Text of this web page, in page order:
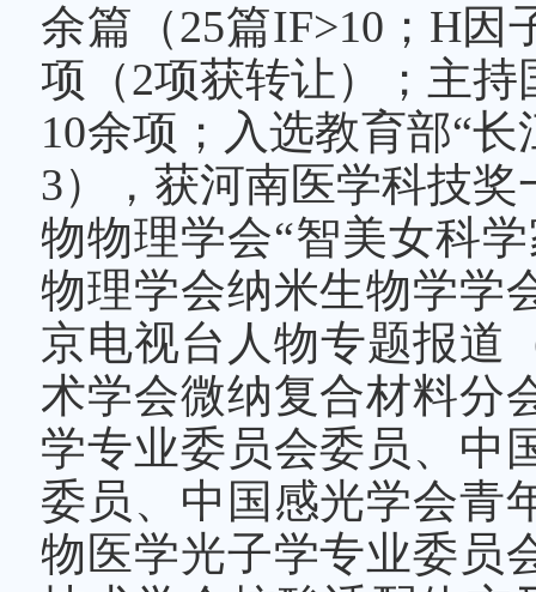
余篇（25篇IF>10；H因
项（2项获转让）；主
10余项；入选教育部“
3），获河南医学科技
物物理学会“智美女科
物理学会纳米生物学学
京电视台人物专题报道
术学会微纳复合材料分
学专业委员会委员、中
委员、中国感光学会青
物医学光子学专业委员